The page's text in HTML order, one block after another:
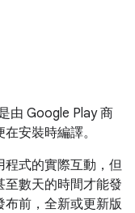
由 Google Play 商
安裝時編譯。
式的實際互動，但
至數天的時間才能發
前，全新或更新版